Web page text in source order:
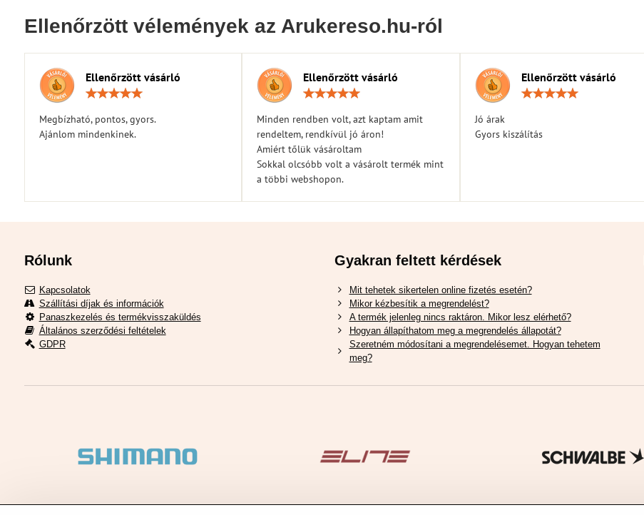
Ellenőrzött vélemények az Arukereso.hu-ról
Ellenőrzött vásárló
Megbízható, pontos, gyors.
Ajánlom mindenkinek.
Ellenőrzött vásárló
/
5
Minden rendben volt, azt kaptam amit
rendeltem, rendkívül jó áron!
Amiért tőlük vásároltam
Sokkal olcsóbb volt a vásárolt termék mint
a többi webshopon.
Ellenőrzött vásárló
Jó árak
Gyors kiszálítás
Rólunk
Kapcsolatok
Szállítási díjak és információk
Panaszkezelés és termékvisszaküldés
Általános szerződési feltételek
GDPR
Gyakran feltett kérdések
Mit tehetek sikertelen online fizetés esetén?
Mikor kézbesítik a megrendelést?
A termék jelenleg nincs raktáron. Mikor lesz elérhető?
Hogyan állapíthatom meg a megrendelés állapotát?
Szeretném módosítani a megrendelésemet. Hogyan tehetem
meg?